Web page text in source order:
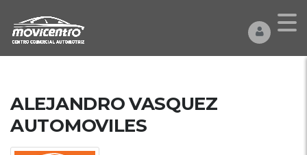
ALEJANDRO VASQUEZ
AUTOMOVILES